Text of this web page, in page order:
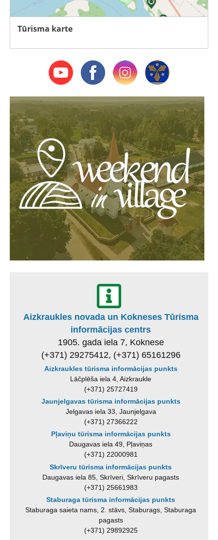
Tūrisma karte
Aizkraukles novada un Kokneses Tūrisma
informācijas centrs
1905. gada iela 7, Koknese
(+371) 29275412, (+371) 65161296
Aizkraukles tūrisma informācijas punkts
Lāčplēša iela 4, Aizkraukle
(+371) 25727419
Jaunjelgavas tūrisma informācijas punkts
Jelgavas iela 33, Jaunjelgava
(+371) 27366222
Pļaviņu tūrisma informācijas punkts
Daugavas iela 49, Pļaviņas
(+371) 22000981
Skrīveru tūrisma informācijas punkts
Daugavas iela 85, Skrīveri, Skrīveru pagasts
(+371) 25661983
Staburaga tūrisma informācijas punkts
Staburaga saieta nams, 2. stāvs, Staburags, Staburaga
pagasts
(+371) 29892925